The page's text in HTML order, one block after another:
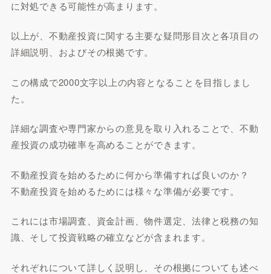
に対処できる可能性が高まります。
以上が、不動産投資に関する主要な疑問形目次と各項目の
詳細説明、およびその根拠です。
この構成で2000文字以上の内容となることを目指しまし
た。
詳細な調査や専門家からの意見を取り入れることで、不動
産投資の成功確率を高めることができます。
不動産投資を始めるために何から準備すれば良いのか？
不動産投資を始めるためには様々な準備が必要です。
これには市場調査、資金計画、物件選定、法律と税務の知
識、そして投資戦略の確立などが含まれます。
それぞれについて詳しく説明し、その根拠についても述べ